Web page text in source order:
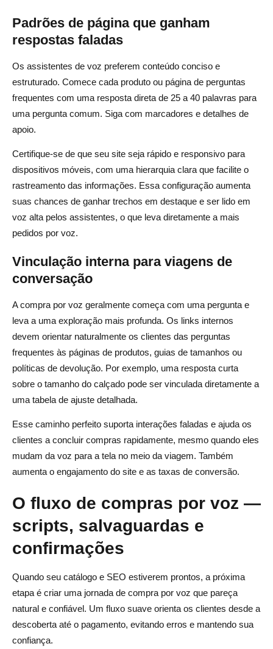
Padrões de página que ganham
respostas faladas
Os assistentes de voz preferem conteúdo conciso e
estruturado. Comece cada produto ou página de perguntas
frequentes com uma resposta direta de 25 a 40 palavras para
uma pergunta comum. Siga com marcadores e detalhes de
apoio.
Certifique-se de que seu site seja rápido e responsivo para
dispositivos móveis, com uma hierarquia clara que facilite o
rastreamento das informações. Essa configuração aumenta
suas chances de ganhar trechos em destaque e ser lido em
voz alta pelos assistentes, o que leva diretamente a mais
pedidos por voz.
Vinculação interna para viagens de
conversação
A compra por voz geralmente começa com uma pergunta e
leva a uma exploração mais profunda. Os links internos
devem orientar naturalmente os clientes das perguntas
frequentes às páginas de produtos, guias de tamanhos ou
políticas de devolução. Por exemplo, uma resposta curta
sobre o tamanho do calçado pode ser vinculada diretamente a
uma tabela de ajuste detalhada.
Esse caminho perfeito suporta interações faladas e ajuda os
clientes a concluir compras rapidamente, mesmo quando eles
mudam da voz para a tela no meio da viagem. Também
aumenta o engajamento do site e as taxas de conversão.
O fluxo de compras por voz —
scripts, salvaguardas e
confirmações
Quando seu catálogo e SEO estiverem prontos, a próxima
etapa é criar uma jornada de compra por voz que pareça
natural e confiável. Um fluxo suave orienta os clientes desde a
descoberta até o pagamento, evitando erros e mantendo sua
confiança.